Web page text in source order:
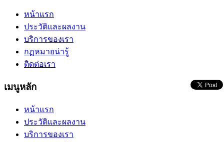
หน้าแรก
ประวัติและผลงาน
บริการของเรา
กฏหมายน่ารู้
ติดต่อเรา
เมนูหลัก
หน้าแรก
ประวัติและผลงาน
บริการของเรา